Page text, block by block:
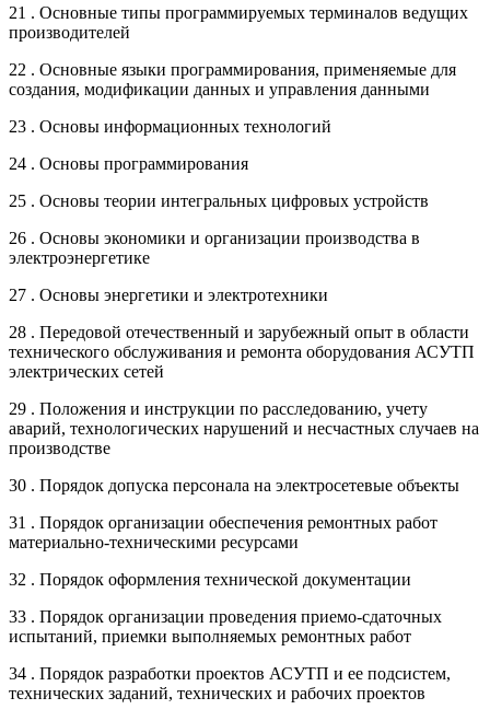
21 . Основные типы программируемых терминалов ведущих
производителей
22 . Основные языки программирования, применяемые для
создания, модификации данных и управления данными
23 . Основы информационных технологий
24 . Основы программирования
25 . Основы теории интегральных цифровых устройств
26 . Основы экономики и организации производства в
электроэнергетике
27 . Основы энергетики и электротехники
28 . Передовой отечественный и зарубежный опыт в области
технического обслуживания и ремонта оборудования АСУТП
электрических сетей
29 . Положения и инструкции по расследованию, учету
аварий, технологических нарушений и несчастных случаев на
производстве
30 . Порядок допуска персонала на электросетевые объекты
31 . Порядок организации обеспечения ремонтных работ
материально-техническими ресурсами
32 . Порядок оформления технической документации
33 . Порядок организации проведения приемо-сдаточных
испытаний, приемки выполняемых ремонтных работ
34 . Порядок разработки проектов АСУТП и ее подсистем,
технических заданий, технических и рабочих проектов